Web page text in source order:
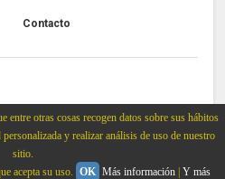
entre otras cosas recogen datos sobre sus hábitos
y realizar análisis de uso de nuestro
sitio.
acepta su uso. OK Más información Y más
Contacto